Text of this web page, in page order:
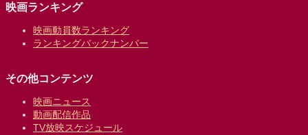
映画ランキング
映画動員数ランキング
ランキングバックナンバー
その他コンテンツ
映画ニュース
動画配信作品
TV放映スケジュール